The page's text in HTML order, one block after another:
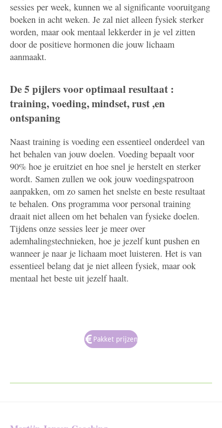
sessies per week, kunnen we al significante vooruitgang
boeken in acht weken. Je zal niet alleen fysiek sterker
worden, maar ook mentaal lekkerder in je vel zitten
door de positieve hormonen die jouw lichaam
aanmaakt.
De 5 pijlers voor optimaal resultaat :
training, voeding, mindset, rust ,en
ontspaning
Naast training is voeding een essentieel onderdeel van
het behalen van jouw doelen. Voeding bepaalt voor
90% hoe je eruitziet en hoe snel je herstelt en sterker
wordt. Samen zullen we ook jouw voedingspatroon
aanpakken, om zo samen het snelste en beste resultaat
te behalen. Ons programma voor personal training
draait niet alleen om het behalen van fysieke doelen.
Tijdens onze sessies leer je meer over
ademhalingstechnieken, hoe je jezelf kunt pushen en
wanneer je naar je lichaam moet luisteren. Het is van
essentieel belang dat je niet alleen fysiek, maar ook
mentaal het beste uit jezelf haalt.
Pakket prijzen